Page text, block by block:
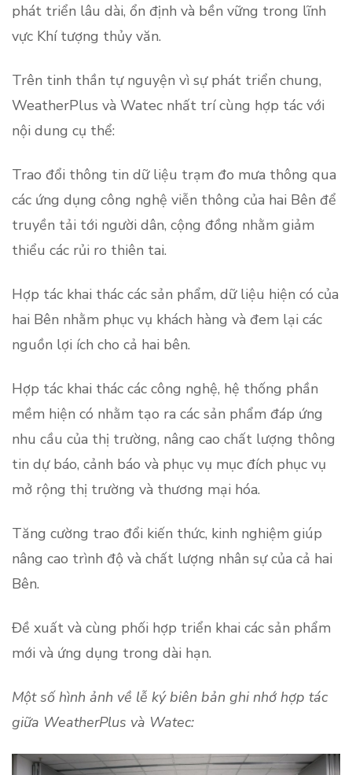
phát triển lâu dài, ổn định và bền vững trong lĩnh
vực Khí tượng thủy văn.
Trên tinh thần tự nguyện vì sự phát triển chung,
WeatherPlus và Watec nhất trí cùng hợp tác với
nội dung cụ thể:
Trao đổi thông tin dữ liệu trạm đo mưa thông qua
các ứng dụng công nghệ viễn thông của hai Bên để
truyền tải tới người dân, cộng đồng nhằm giảm
thiểu các rủi ro thiên tai.
Hợp tác khai thác các sản phẩm, dữ liệu hiện có của
hai Bên nhằm phục vụ khách hàng và đem lại các
nguồn lợi ích cho cả hai bên.
Hợp tác khai thác các công nghệ, hệ thống phần
mềm hiện có nhằm tạo ra các sản phẩm đáp ứng
nhu cầu của thị trường, nâng cao chất lượng thông
tin dự báo, cảnh báo và phục vụ mục đích phục vụ
mở rộng thị trường và thương mại hóa.
Tăng cường trao đổi kiến thức, kinh nghiệm giúp
nâng cao trình độ và chất lượng nhân sự của cả hai
Bên.
Đề xuất và cùng phối hợp triển khai các sản phẩm
mới và ứng dụng trong dài hạn.
Một số hình ảnh về lễ ký biên bản ghi nhớ hợp tác
giữa WeatherPlus và Watec: